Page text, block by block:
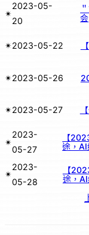
✴︎
2023-05-
20
会
✴︎2023-05-22
✴︎2023-05-26
✴︎2023-05-27
✴︎
2023-
05-27
【
途，
✴︎
2023-
05-28
【
途，